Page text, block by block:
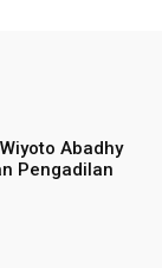
Abadhy
Pengadilan